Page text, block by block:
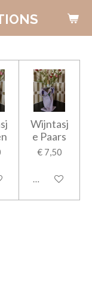
Wijntasj
e Paars
€ 7,50
In